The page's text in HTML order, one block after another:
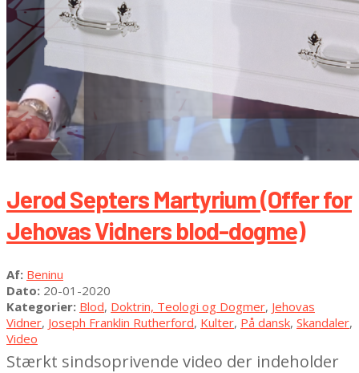
Jerod Septers Martyrium (Offer for
Jehovas Vidners blod-dogme)
2020-
01-
20
Af: Beninu
Dato: 20-01-2020
Kategorier: Blod, Doktrin, Teologi og Dogmer, Jehovas
Vidner, Joseph Franklin Rutherford, Kulter, På dansk, Skandaler,
Video
Stærkt sindsoprivende video der indeholder